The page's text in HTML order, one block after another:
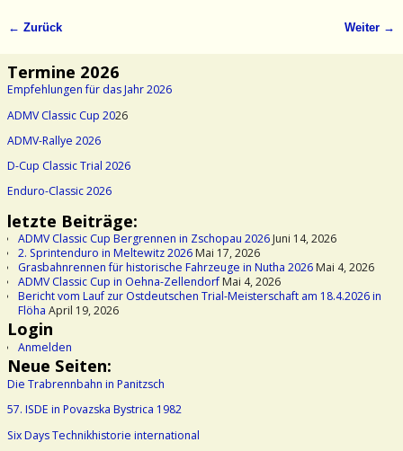
← Zurück Weiter →
Termine 2026
Empfehlungen für das Jahr 2026
ADMV Classic Cup 2026
ADMV-Rallye 2026
D-Cup Classic Trial 2026
Enduro-Classic 2026
letzte Beiträge:
ADMV Classic Cup Bergrennen in Zschopau 2026Juni 14, 2026
2. Sprintenduro in Meltewitz 2026Mai 17, 2026
Grasbahnrennen für historische Fahrzeuge in Nutha 2026Mai 4, 2026
ADMV Classic Cup in Oehna-ZellendorfMai 4, 2026
Bericht vom Lauf zur Ostdeutschen Trial-Meisterschaft am 18.4.2026 in
Flöha April 19, 2026
Login
Anmelden
Neue Seiten:
Die Trabrennbahn in Panitzsch
57. ISDE in Povazska Bystrica 1982
Six Days Technikhistorie international